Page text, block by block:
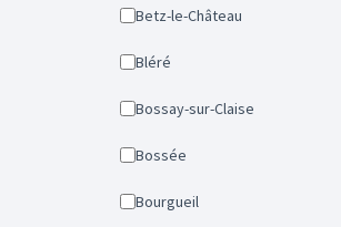
Betz-le-Château
Bléré
Bossay-sur-Claise
Bossée
Bourgueil